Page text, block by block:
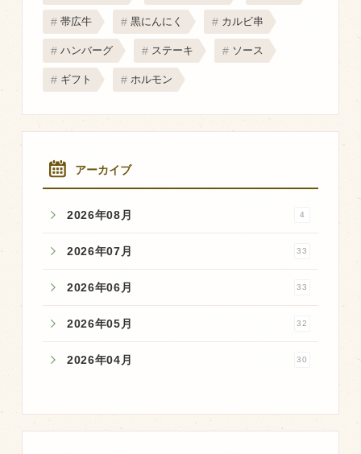
帯広牛 黒にんにく カルビ串
ハンバーグ ステーキ ソース
ギフト ホルモン
アーカイブ
2026年08月 4
2026年07月 33
2026年06月 33
2026年05月 32
2026年04月 30
Facebook
Twitter
LINE公式アカウント